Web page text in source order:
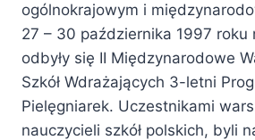
ogólnokrajowym i
27 – 30 października 1997 roku
odbyły się II Międzynarodowe
Szkół Wdrażających 3-letni
Pielęgniarek. Uczestnikami
nauczycieli szkół polskich, byli